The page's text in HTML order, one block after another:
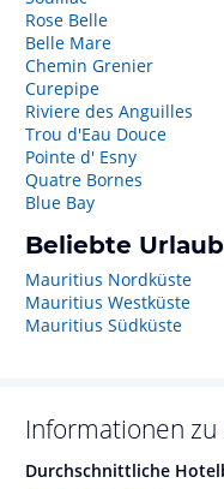
Rose Belle
Belle Mare
Chemin Grenier
Curepipe
Riviere des Anguilles
Trou d'Eau Douce
Pointe d' Esny
Quatre Bornes
Blue Bay
Beliebte
Mauritius Nordküste
Mauritius Westküste
Mauritius Südküste
Informationen zu
Durchschnittliche